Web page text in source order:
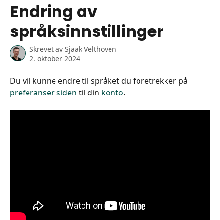
Endring av
språksinnstillinger
Skrevet av Sjaak Velthoven
2. oktober 2024
Du vil kunne endre til språket du foretrekker på
preferanser siden til din konto.